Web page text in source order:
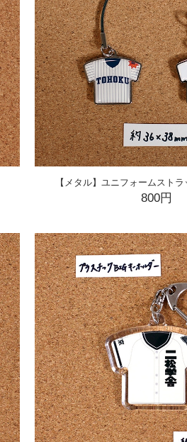
【メタル】ユニフォームストラ
800円